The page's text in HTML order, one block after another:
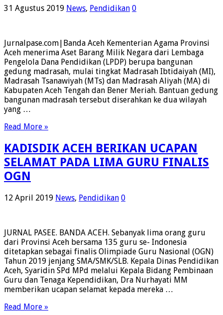
31 Agustus 2019 News, Pendidikan 0
Jurnalpase.com|Banda Aceh Kementerian Agama Provinsi
Aceh menerima Aset Barang Milik Negara dari Lembaga
Pengelola Dana Pendidikan (LPDP) berupa bangunan
gedung madrasah, mulai tingkat Madrasah Ibtidaiyah (MI),
Madrasah Tsanawiyah (MTs) dan Madrasah Aliyah (MA) di
Kabupaten Aceh Tengah dan Bener Meriah. Bantuan gedung
bangunan madrasah tersebut diserahkan ke dua wilayah
yang …
Read More »
KADISDIK ACEH BERIKAN UCAPAN
SELAMAT PADA LIMA GURU FINALIS
OGN
12 April 2019 News, Pendidikan 0
JURNAL PASEE. BANDA ACEH. Sebanyak lima orang guru
dari Provinsi Aceh bersama 135 guru se- Indonesia
ditetapkan sebagai finalis Olimpiade Guru Nasional (OGN)
Tahun 2019 jenjang SMA/SMK/SLB. Kepala Dinas Pendidikan
Aceh, Syaridin SPd MPd melalui Kepala Bidang Pembinaan
Guru dan Tenaga Kependidikan, Dra Nurhayati MM
memberikan ucapan selamat kepada mereka …
Read More »